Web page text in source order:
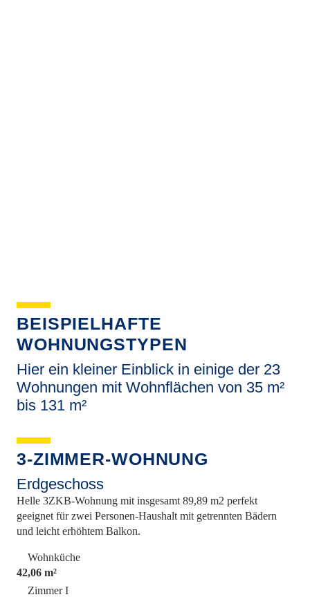
BEISPIELHAFTE
WOHNUNGSTYPEN
Hier ein kleiner Einblick in einige der 23
Wohnungen mit Wohnflächen von 35 m²
bis 131 m²
3-ZIMMER-WOHNUNG
Erdgeschoss
Helle 3ZKB-Wohnung mit insgesamt 89,89 m2 perfekt
geeignet für zwei Personen-Haushalt mit getrennten Bädern
und leicht erhöhtem Balkon.
Wohnküche
42,06 m²
Zimmer I